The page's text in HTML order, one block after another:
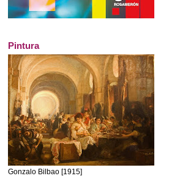
Pintura
Gonzalo Bilbao [1915]